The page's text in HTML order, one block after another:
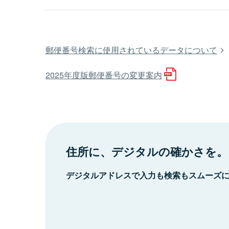
郵便番号検索に使用されているデータについて
2025年度版郵便番号の変更案内
住所に、デジタルの確かさを。
デジタルアドレスで入力も検索もスムーズ